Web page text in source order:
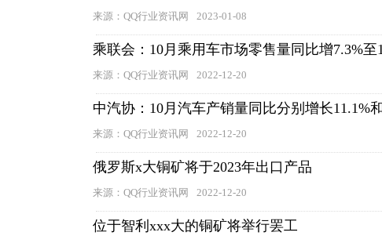
来源：QQ行业资讯网 2023-01-08
乘联会：10月乘用车市场零售量同比增7.3%至
来源：QQ行业资讯网 2022-12-20
中汽协：10月汽车产销量同比分别增长11.1%
来源：QQ行业资讯网 2022-12-20
俄罗斯x大铜矿将于2023年出口产品
来源：QQ行业资讯网 2022-12-20
位于智利xxx大的铜矿将举行罢工